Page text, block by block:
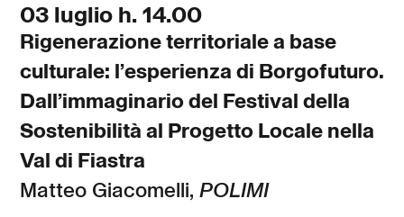
03 luglio h. 14.00
Rigenerazione territoriale a base
culturale: l’esperienza di Borgofuturo.
Dall’immaginario del Festival della
Sostenibilità al Progetto Locale nella
Val di Fiastra
Matteo Giacomelli, POLIMI